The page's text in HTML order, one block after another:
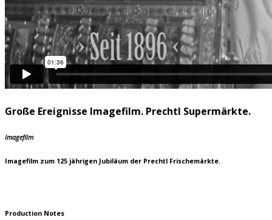
Große Ereignisse Imagefilm. Prechtl Supermärkte.
Imagefilm
Imagefilm zum 125 jährigen Jubiläum der Prechtl Frischemärkte.
Production Notes